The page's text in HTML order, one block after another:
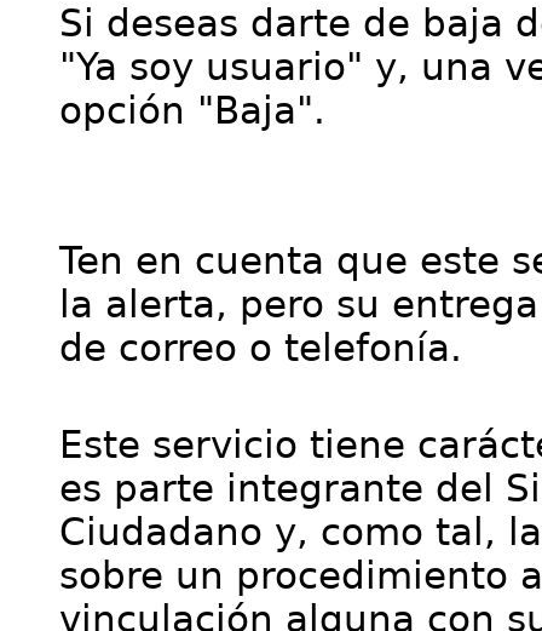
Si deseas darte de baja
"Ya soy usuario" y, una
opción "Baja".
Ten en cuenta que este
la alerta, pero su
de correo o telefonía.
Este servicio tiene
es parte integrante del
Ciudadano y, como tal,
sobre un procedimiento
vinculación alguna con